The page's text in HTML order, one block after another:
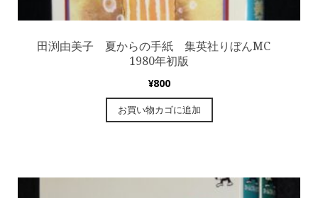
田渕由美子 夏からの手紙 集英社りぼんMC
1980年初版
¥800
お買い物カゴに追加